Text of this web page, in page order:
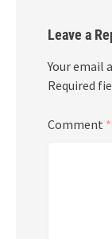
Leave a
Your email
Required
Comment *